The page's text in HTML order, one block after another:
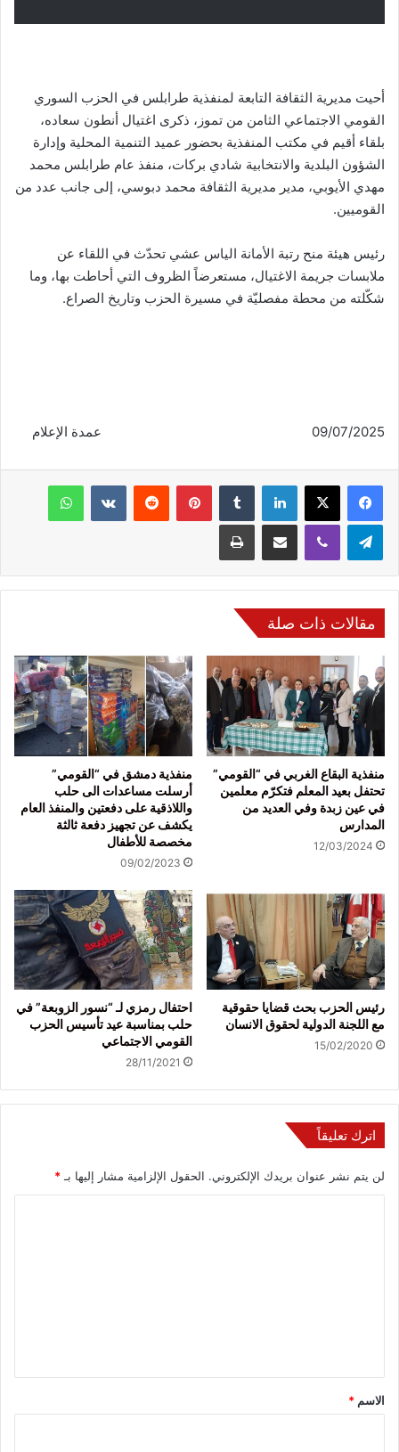
أحيت مديرية الثقافة التابعة لمنفذية طرابلس في الحزب السوري
القومي الاجتماعي الثامن من تموز، ذكرى اغتيال أنطون سعاده،
بلقاء أقيم في مكتب المنفذية بحضور عميد التنمية المحلية وإدارة
الشؤون البلدية والانتخابية شادي بركات، منفذ عام طرابلس محمد
مهدي الأيوبي، مدير مديرية الثقافة محمد دبوسي، إلى جانب عدد من
القوميين.
رئيس هيئة منح رتبة الأمانة الياس عشي تحدّث في اللقاء عن
ملابسات جريمة الاغتيال، مستعرضاً الظروف التي أحاطت بها، وما
شكّلته من محطة مفصليّة في مسيرة الحزب وتاريخ الصراع.
09/07/2025 عمدة الإعلام
فيسبوك لينكدإن بينتيريست
مقالات ذات صلة
منفذية البقاع الغربي في “القومي”
تحتفل بعيد المعلم فتكرّم معلمين
في عين زبدة وفي العديد من
المدارس
12/03/2024
منفذية دمشق في “القومي”
أرسلت مساعدات الى حلب
واللاذقية على دفعتين والمنفذ العام
يكشف عن تجهيز دفعة ثالثة
مخصصة للأطفال
09/02/2023
رئيس الحزب بحث قضايا حقوقية
مع اللجنة الدولية لحقوق الانسان
15/02/2020
احتفال رمزي لـ “نسور الزوبعة” في
حلب بمناسبة عيد تأسيس الحزب
القومي الاجتماعي
28/11/2021
اترك تعليقاً
لن يتم نشر عنوان بريدك الإلكتروني. الحقول الإلزامية مشار إليها بـ*
*
الاسم *